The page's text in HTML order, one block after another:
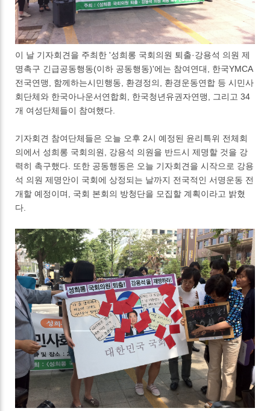
이 날 기자회견을 주최한 '성희롱 국회의원 퇴출·강용석 의원 제
명촉구 긴급공동행동(이하 공동행동)'에는 참여연대, 한국YMCA
전국연맹, 함께하는시민행동, 환경정의, 환경운동연합 등 시민사
회단체와 한국아나운서연합회, 한국청년유권자연맹, 그리고 34
개 여성단체들이 참여했다.
기자회견 참여단체들은 오늘 오후 2시 예정된 윤리특위 전체회
의에서 성희롱 국회의원, 강용석 의원을 반드시 제명할 것을 강
력히 촉구했다. 또한 공동행동은 오늘 기자회견을 시작으로 강용
석 의원 제명안이 국회에 상정되는 날까지 전국적인 서명운동 전
개할 예정이며, 국회 본회의 방청단을 모집할 계획이라고 밝혔
다.